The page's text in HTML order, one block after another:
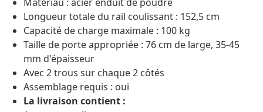
Longueur totale du rail coulissant : 152,5 cm
Capacité de charge maximale : 100 kg
Taille de porte appropriée : 76 cm de large, 35-45
mm d'épaisseur
Avec 2 trous sur chaque 2 côtés
Assemblage requis : oui
La livraison contient :